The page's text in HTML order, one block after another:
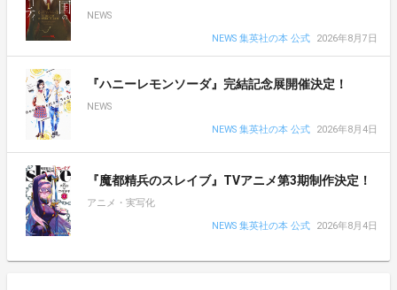
NEWS
NEWS 集英社の本 公式
2026年8月7日
『ハニーレモンソーダ』完結記念展開催決定！
NEWS
NEWS 集英社の本 公式
2026年8月4日
『魔都精兵のスレイブ』TVアニメ第3期制作決定！
アニメ・実写化
NEWS 集英社の本 公式
2026年8月4日